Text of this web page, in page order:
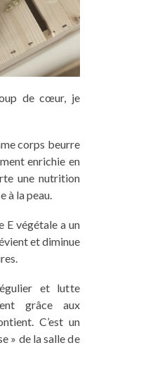
de cœur, je
corps beurre
enrichie en
une nutrition
à la peau.
E végétale a un
et diminue
et lutte
grâce aux
C’est un
» de la salle de